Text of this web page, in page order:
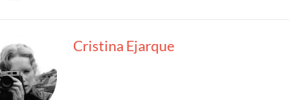
Cristina Ejarque